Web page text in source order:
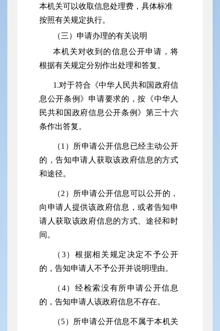
本机关可以收取信息处理费，具体标准
按照有关规定执行。
（三）申请办理的有关说明
本机关对收到的信息公开申请，将
根据有关规定分别作出处理和答复。
1.对于符合《中华人民共和国政府信
息公开条例》申请要求的，按《中华人
民共和国政府信息公开条例》第三十六
条作出答复。
（1）所申请公开信息已经主动公开
的，告知申请人获取该政府信息的方式
和途径。
（2）所申请公开信息可以公开的，
向申请人提供该政府信息，或者告知申
请人获取该政府信息的方式、途径和时
间。
（3）根据相关规定决定不予公开
的，告知申请人不予公开并说明理由。
（4）经检索没有所申请公开信息
的，告知申请人该政府信息不存在。
（5）所申请公开信息不属于本机关